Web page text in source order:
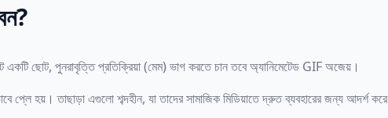
একটি ছোট, পুনরাবৃত্তি প্রতিক্রিয়া (মেম) ভাগ করতে চান তবে অ্যানিমেটেড GIF অজেয়।
প্লে হয়। তাছাড়া এগুলো শব্দহীন, যা তাদের সামাজিক মিডিয়াতে দ্রুত ব্যবহারের জন্য আদর্শ করে